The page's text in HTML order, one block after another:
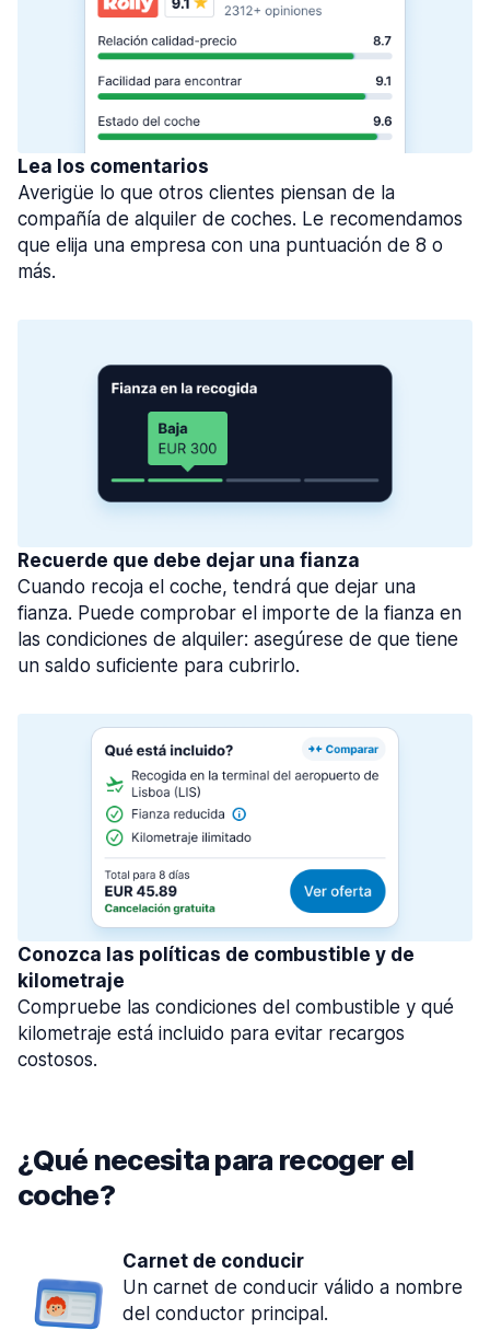
Lea los comentarios
Averigüe lo que otros clientes piensan de la
compañía de alquiler de coches. Le recomendamos
que elija una empresa con una puntuación de 8 o
más.
Recuerde que debe dejar una fianza
Cuando recoja el coche, tendrá que dejar una
fianza. Puede comprobar el importe de la fianza en
las condiciones de alquiler: asegúrese de que tiene
un saldo suficiente para cubrirlo.
Conozca las políticas de combustible y de
kilometraje
Compruebe las condiciones del combustible y qué
kilometraje está incluido para evitar recargos
costosos.
¿Qué necesita para recoger el
coche?
Carnet de conducir
Un carnet de conducir válido a nombre
del conductor principal.